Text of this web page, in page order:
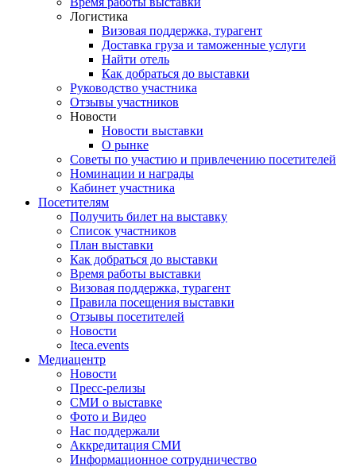
Логистика
Визовая поддержка, турагент
Доставка груза и таможенные услуги
Найти отель
Как добраться до выставки
Руководство участника
Отзывы участников
Новости
Новости выставки
О рынке
Советы по участию и привлечению посетителей
Номинации и награды
Кабинет участника
Посетителям
Получить билет на выставку
Список участников
План выставки
Как добраться до выставки
Время работы выставки
Визовая поддержка, турагент
Правила посещения выставки
Отзывы посетителей
Новости
Iteca.events
Медиацентр
Новости
Пресс-релизы
СМИ о выставке
Фото и Видео
Нас поддержали
Аккредитация СМИ
Информационное сотрудничество